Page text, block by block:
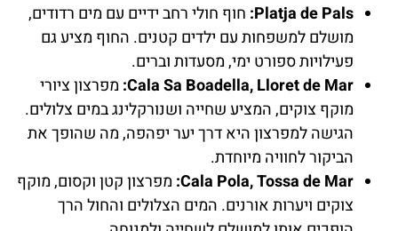
Platja de Pals: חוף חולי רחב ידיים עם מים רדודים,
מושלם למשפחות עם ילדים קטנים. החוף מציע גם
פעילויות ספורט ימי, מסעדות וברים.
Cala Sa Boadella, Lloret de Mar: מפרצון ציורי
מוקף צוקים, המציע שחייה ושנורקלינג במים צלולים.
הגישה למפרצון היא דרך יער יפהפה, מה שהופך את
הביקור לחוויה מיוחדת.
Cala Pola, Tossa de Mar: מפרצון קטן וקסום, מוקף
צוקים ויערות אורנים. המים הצלולים והחול הרך